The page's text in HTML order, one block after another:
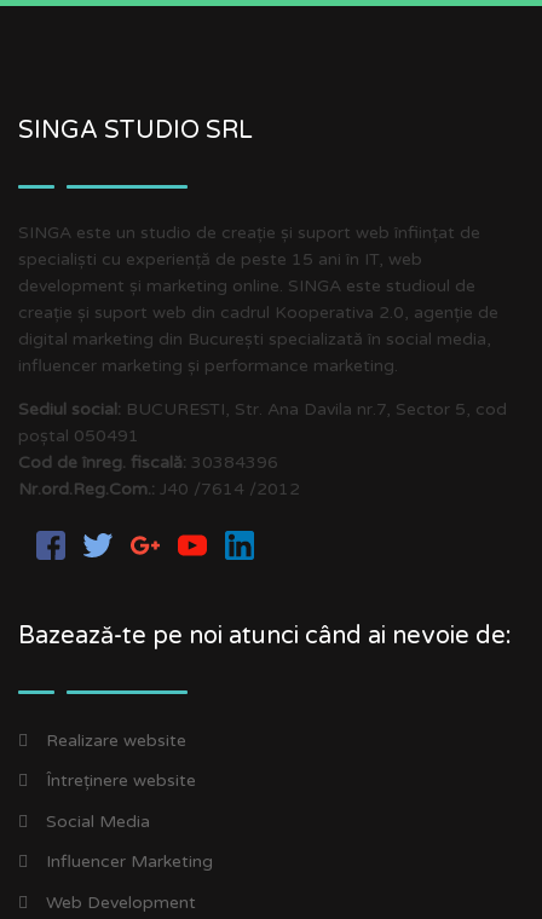
SINGA STUDIO SRL
SINGA este un studio de creație și suport web înființat de
specialiști cu experiență de peste 15 ani în IT, web
development și marketing online. SINGA este studioul de
creație și suport web din cadrul Kooperativa 2.0, agenție de
digital marketing din București specializată în social media,
influencer marketing și performance marketing.
Sediul social: BUCURESTI, Str. Ana Davila nr.7, Sector 5, cod
poștal 050491
Cod de înreg. fiscală: 30384396
Nr.ord.Reg.Com.: J40 /7614 /2012
Bazează-te pe noi atunci când ai nevoie de:
Realizare website
Întreținere website
Social Media
Influencer Marketing
Web Development